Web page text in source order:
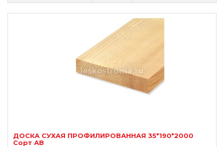
ДОСКА СУХАЯ ПРОФИЛИРОВАННАЯ 35*190*2000
Сорт АВ